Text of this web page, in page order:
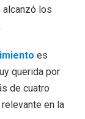
alcanzó los
es
querida por
de cuatro
en la